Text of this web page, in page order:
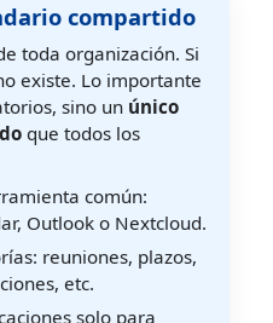
compartido
toda organización. Si
existe. Lo importante
sino un único
que todos los
común:
Outlook o Nextcloud.
reuniones, plazos,
etc.
solo para